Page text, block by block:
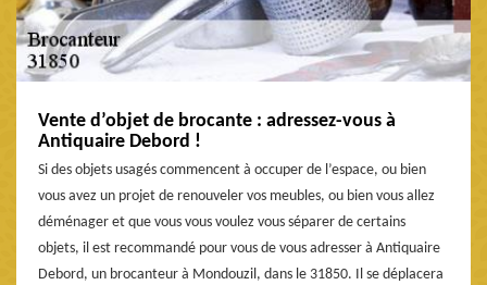
Vente d’objet de brocante : adressez-vous à
Antiquaire Debord !
Si des objets usagés commencent à occuper de l’espace, ou bien
vous avez un projet de renouveler vos meubles, ou bien vous allez
déménager et que vous vous voulez vous séparer de certains
objets, il est recommandé pour vous de vous adresser à Antiquaire
Debord, un brocanteur à Mondouzil, dans le 31850. Il se déplacera